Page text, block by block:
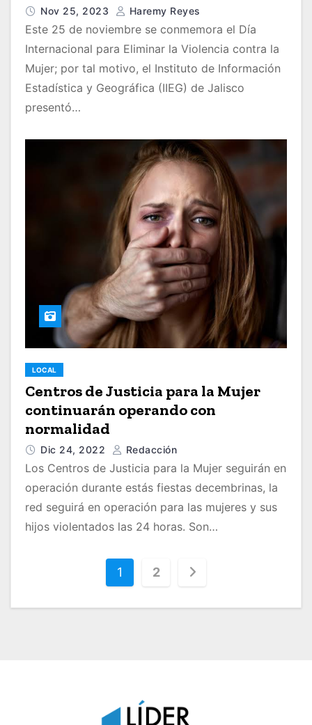
Nov 25, 2023 Haremy Reyes
Este 25 de noviembre se conmemora el Día
Internacional para Eliminar la Violencia contra la
Mujer; por tal motivo, el Instituto de Información
Estadística y Geográfica (IIEG) de Jalisco
presentó…
LOCAL
Centros de Justicia para la Mujer
continuarán operando con
normalidad
Dic 24, 2022 Redacción
Los Centros de Justicia para la Mujer seguirán en
operación durante estás fiestas decembrinas, la
red seguirá en operación para las mujeres y sus
hijos violentados las 24 horas. Son…
a
1 2